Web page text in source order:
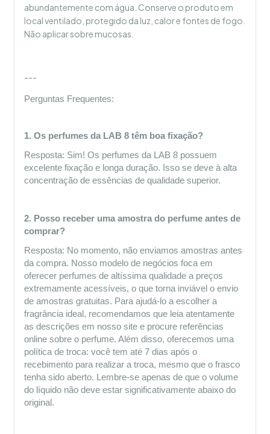
abundantemente com água. Conserve o produto em
local ventilado, protegido da luz, calor e fontes de fogo.
Não aplicar sobre mucosas.
---
Perguntas Frequentes:
1. Os perfumes da LAB 8 têm boa fixação?
Resposta: Sim! Os perfumes da LAB 8 possuem
excelente fixação e longa duração. Isso se deve à alta
concentração de essências de qualidade superior.
2. Posso receber uma amostra do perfume antes de
comprar?
Resposta: No momento, não enviamos amostras antes
da compra. Nosso modelo de negócios foca em
oferecer perfumes de altíssima qualidade a preços
extremamente acessíveis, o que torna inviável o envio
de amostras gratuitas. Para ajudá-lo a escolher a
fragrância ideal, recomendamos que leia atentamente
as descrições em nosso site e procure referências
online sobre o perfume. Além disso, oferecemos uma
política de troca: você tem até 7 dias após o
recebimento para realizar a troca, mesmo que o frasco
tenha sido aberto. Lembre-se apenas de que o volume
do líquido não deve estar significativamente abaixo do
original.